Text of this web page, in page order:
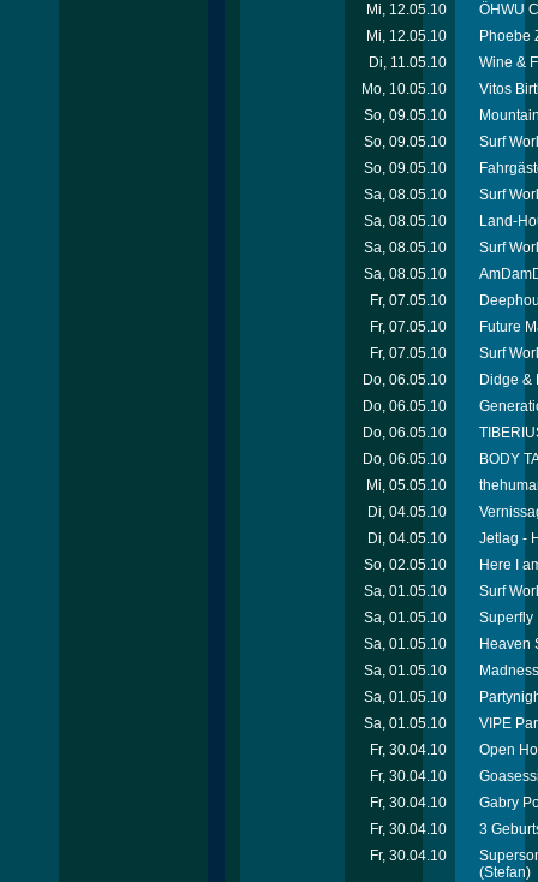
Mi, 12.05.10
ÖHWU
Mi, 12.05.10
Phoebe
Di, 11.05.10
Wine &
Mo, 10.05.10
Vitos
So, 09.05.10
So, 09.05.10
Surf
So, 09.05.10
Sa, 08.05.10
Surf
Sa, 08.05.10
Land-
Sa, 08.05.10
Surf
Sa, 08.05.10
Fr, 07.05.10
Fr, 07.05.10
Future
Fr, 07.05.10
Surf
Do, 06.05.10
Didge &
Do, 06.05.10
Do, 06.05.10
Do, 06.05.10
BODY
Mi, 05.05.10
Di, 04.05.10
Di, 04.05.10
Jetlag -
So, 02.05.10
Here I
Sa, 01.05.10
Surf
Sa, 01.05.10
Superfly
Sa, 01.05.10
Heaven
Sa, 01.05.10
Sa, 01.05.10
Sa, 01.05.10
VIPE
Fr, 30.04.10
Open
Fr, 30.04.10
Fr, 30.04.10
Gabry
Fr, 30.04.10
3
Fr, 30.04.10
(Stefan)